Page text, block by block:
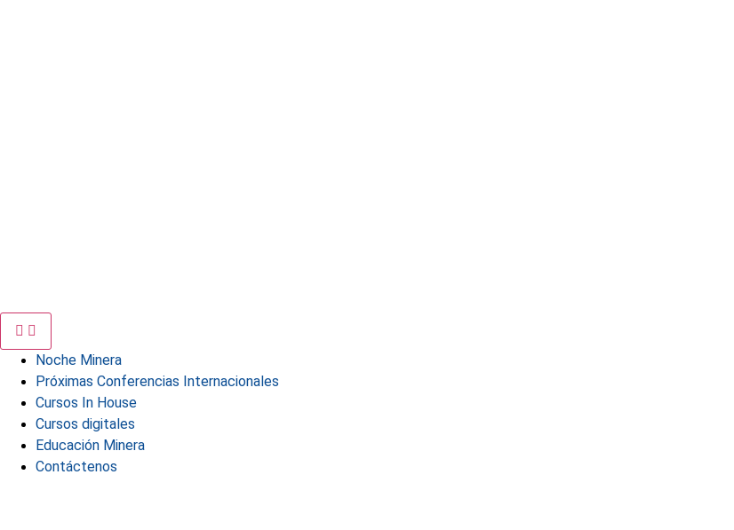
Noche Minera
Próximas Conferencias Internacionales
Cursos In House
Cursos digitales
Educación Minera
Contáctenos